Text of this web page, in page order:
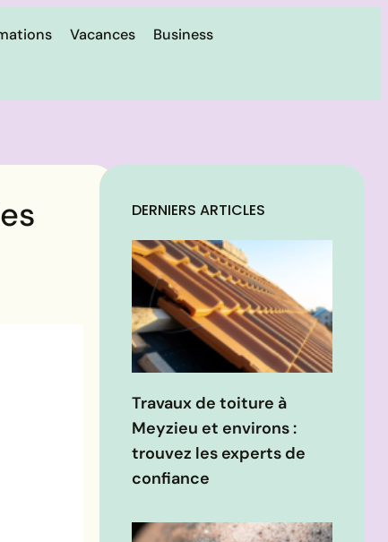
Vacances
Business
DERNIERS ARTICLES
Travaux de toiture à
Meyzieu et environs :
trouvez les experts de
confiance